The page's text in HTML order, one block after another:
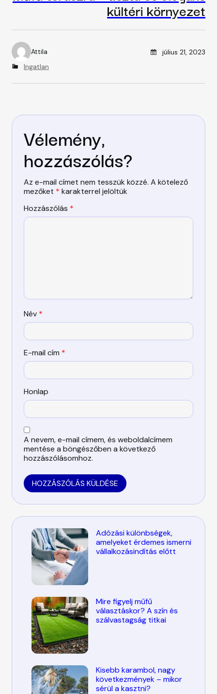
kültéri környezet
A
u
h
Attila Posted on
július 21, 2023
C
t
e
Ingatlan
Vélemény,
hozzászólás?
Az e-mail címet nem tesszük közzé. A kötelező
mezőket * karakterrel jelöltük
Hozzászólás *
Név *
E-mail cím *
Honlap
A nevem, e-mail címem, és weboldalcímem
mentése a böngészőben a következő
hozzászólásomhoz.
Adózási különbségek,
amelyeket érdemes ismerni
vállalkozásindítás előtt
Mire figyelj műfű
választáskor? A szín és
szálvastagság titkai
Kisebb karambol, nagy
következmények – mikor
sérül a kasztni?